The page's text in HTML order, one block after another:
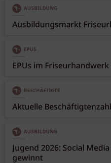
AUSBILDUNG
Ausbildungsmarkt
EPUS
EPUs im
BESCHÄFTIGTE
Aktuelle
AUSBILDUNG
Jugend 2026: Social
gewinnt